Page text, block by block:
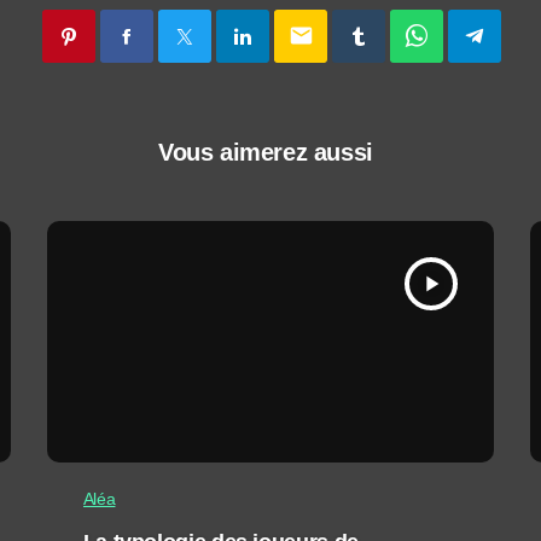
email
Vous aimerez aussi
play_arrow
Aléa